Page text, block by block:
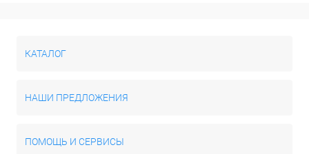
КАТАЛОГ
НАШИ ПРЕДЛОЖЕНИЯ
ПОМОЩЬ И СЕРВИСЫ